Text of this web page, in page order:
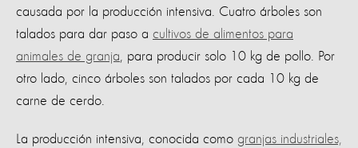
causada por la producción intensiva. Cuatro árboles son
talados para dar paso a cultivos de alimentos para
animales de granja , para producir solo 10 kg de pollo. Por
otro lado, cinco árboles son talados por cada 10 kg de
carne de cerdo.
La producción intensiva, conocida como granjas industriales,